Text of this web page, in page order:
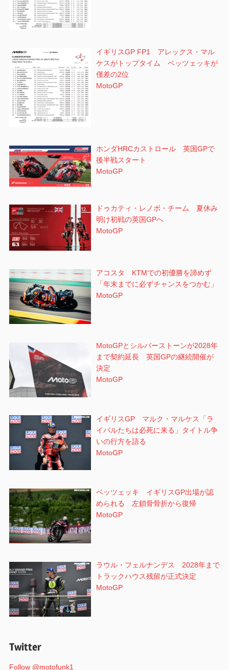
イギリスGP FP1 アレックス・マル
ケスがトップタイム ベッツェッキが
僅差の2位
MotoGP
ホンダHRCカストロール 英国GPで
後半戦スタート
MotoGP
ドゥカティ・レノボ・チーム 夏休み
明け初戦の英国GPへ
MotoGP
アコスタ KTMでの初優勝を諦めず
「年末までに必ずチャンスをつかむ」
MotoGP
MotoGPとシルバーストーンが2028年
まで契約延長 英国GPの継続開催が
決定
MotoGP
イギリスGP マルク・マルケス「ラ
イバルたちは必死に来る」タイトル争
いの行方を語る
MotoGP
ベッツェッキ イギリスGP出場が認
められる 左鎖骨骨折から復帰
MotoGP
ラウル・フェルナンデス 2028年まで
トラックハウス残留が正式決定
MotoGP
Twitter
Follow @motofunk1